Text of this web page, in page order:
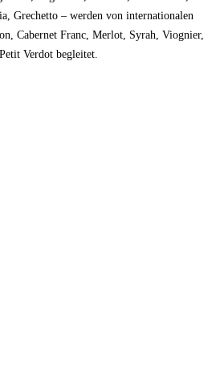
Grechetto – werden von internationalen
Cabernet Franc, Merlot, Syrah, Viognier,
Verdot begleitet.